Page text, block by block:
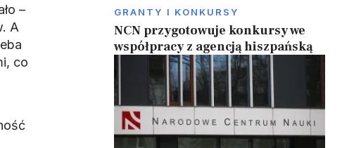
–
A
co
GRANTY I KONKURSY
NCN przygotowuje konkursy we
współpracy z agencją hiszpańską